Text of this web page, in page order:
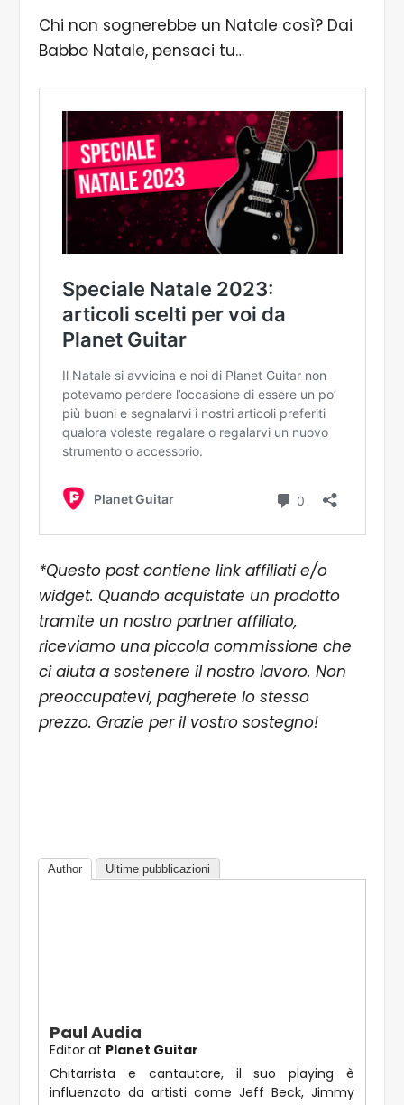
Chi non sognerebbe un Natale così? Dai
Babbo Natale, pensaci tu…
*Questo post contiene link affiliati e/o
widget. Quando acquistate un prodotto
tramite un nostro partner affiliato,
riceviamo una piccola commissione che
ci aiuta a sostenere il nostro lavoro. Non
preoccupatevi, pagherete lo stesso
prezzo. Grazie per il vostro sostegno!
Author Ultime pubblicazioni
Paul Audia
Editor at Planet Guitar
Chitarrista e cantautore, il suo playing è
influenzato da artisti come Jeff Beck, Jimmy